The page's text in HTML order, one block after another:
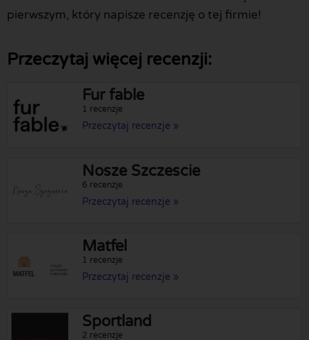
pierwszym, który napisze recenzję o tej firmie!
Przeczytaj więcej recenzji:
Fur fable
1 recenzje
Przeczytaj recenzje »
Nosze Szczescie
6 recenzje
Przeczytaj recenzje »
Matfel
1 recenzje
Przeczytaj recenzje »
Sportland
2 recenzje